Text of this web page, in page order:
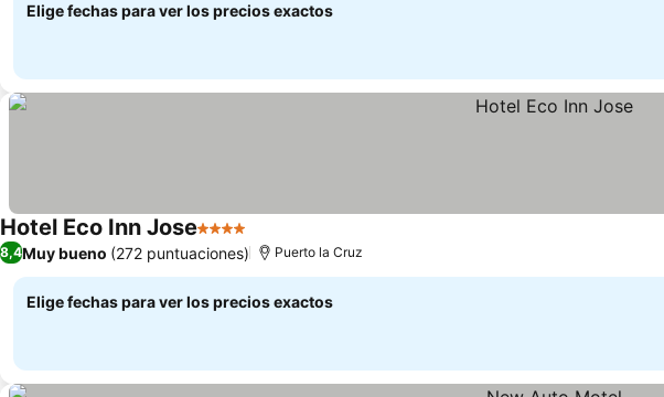
Elige fechas para ver los precios exactos
Hotel Eco Inn Jose4 Estrellas
8,4Muy bueno (272 puntuaciones) Puerto la Cruz
Elige fechas para ver los precios exactos